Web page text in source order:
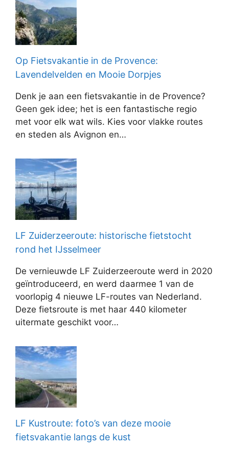
Op Fietsvakantie in de Provence:
Lavendelvelden en Mooie Dorpjes
Denk je aan een fietsvakantie in de Provence?
Geen gek idee; het is een fantastische regio
met voor elk wat wils. Kies voor vlakke routes
en steden als Avignon en…
LF Zuiderzeeroute: historische fietstocht
rond het IJsselmeer
De vernieuwde LF Zuiderzeeroute werd in 2020
geïntroduceerd, en werd daarmee 1 van de
voorlopig 4 nieuwe LF-routes van Nederland.
Deze fietsroute is met haar 440 kilometer
uitermate geschikt voor…
LF Kustroute: foto’s van deze mooie
fietsvakantie langs de kust